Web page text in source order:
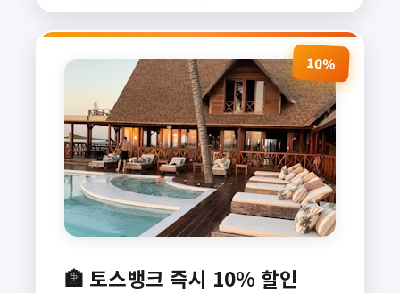
10%
🏦 토스뱅크 즉시 10% 할인